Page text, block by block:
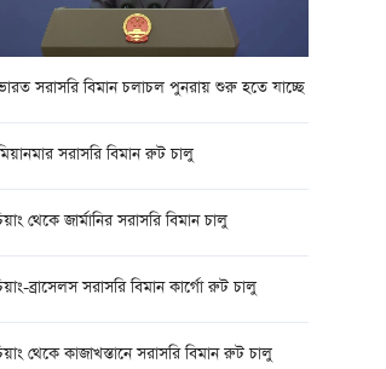
সরাসরি বিমান চলাচল পুনরায় শুরু হতে যাচ্ছে
সরাসরি বিমান রুট চালু
থেকে জার্মানির সরাসরি বিমান চালু
ব্রাসেলস সরাসরি বিমান কার্গো রুট চালু
থেকে কাজাখস্তানে সরাসরি বিমান রুট চালু